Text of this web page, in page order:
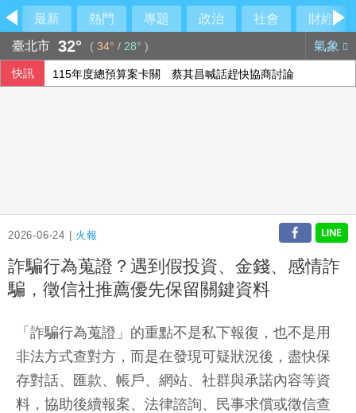
最新 熱門 專題 政治 社會
財經
臺北市 32° ( 34° / 28° ) 氣象
快訊 115年度總預算案卡關 蔡其昌喊話趕快協商討論
2026-06-24 | 火報
詐騙行為蒐證？遇到假投資、金錢、感情詐
騙，徵信社推薦優先保留關鍵資料
「詐騙行為蒐證」的重點不是私下報復，也不是用
非法方式查對方，而是在發現可疑狀況後，盡快保
存對話、匯款、帳戶、網站、社群與承諾內容等資
料，協助後續報案、法律諮詢、民事求償或徵信查